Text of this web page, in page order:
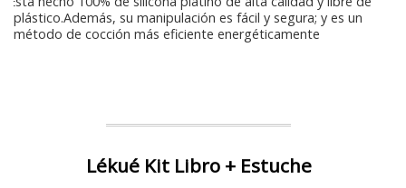
plástico.Además, su manipulación es fácil y segura; y es un
método de cocción más eficiente energéticamente
Lékué Kit Libro + Estuche